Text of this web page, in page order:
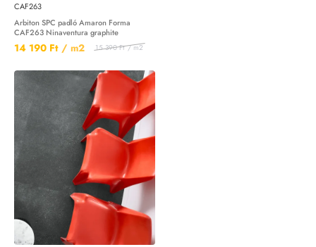
CAF263
Arbiton SPC padló Amaron Forma
CAF263 Ninaventura graphite
14 190 Ft / m2 15 390 Ft / m2